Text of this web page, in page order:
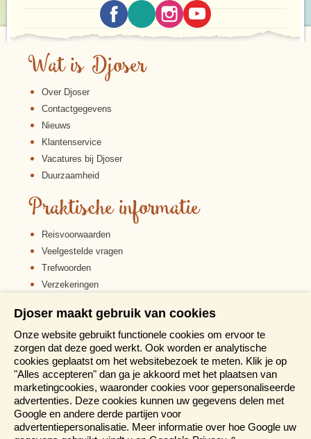
Wat is Djoser
Over Djoser
Contactgegevens
Nieuws
Klantenservice
Vacatures bij Djoser
Duurzaamheid
Praktische informatie
Reisvoorwaarden
Veelgestelde vragen
Trefwoorden
Verzekeringen
Disclaimer
Cookiebeleid
Privacy verklaring
Reis en boek met Djoser zekerheid
Meer weten?
Brochures aanvragen
Djoser maakt gebruik van cookies
Onze website gebruikt functionele cookies om ervoor te
zorgen dat deze goed werkt. Ook worden er analytische
cookies geplaatst om het websitebezoek te meten. Klik je op
"Alles accepteren" dan ga je akkoord met het plaatsen van
marketingcookies, waaronder cookies voor gepersonaliseerde
advertenties. Deze cookies kunnen uw gegevens delen met
Google en andere derde partijen voor
advertentiepersonalisatie. Meer informatie over hoe Google uw